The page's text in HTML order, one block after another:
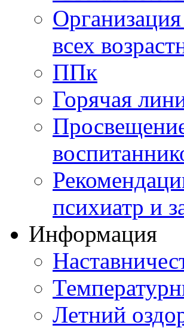
всех
ППк
Горячая
психиатр и
Информация
Летний